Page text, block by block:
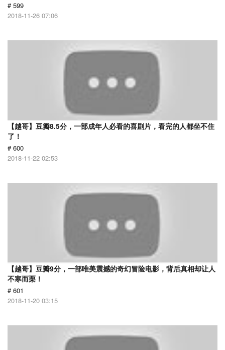
# 599
2018-11-26 07:06
【越哥】豆瓣8.5分，一部成年人必看的喜剧片，看完的人都坐不住
了！
# 600
2018-11-22 02:53
【越哥】豆瓣9分，一部唯美震撼的奇幻冒险电影，背后真相却让人
不寒而栗！
# 601
2018-11-20 03:15